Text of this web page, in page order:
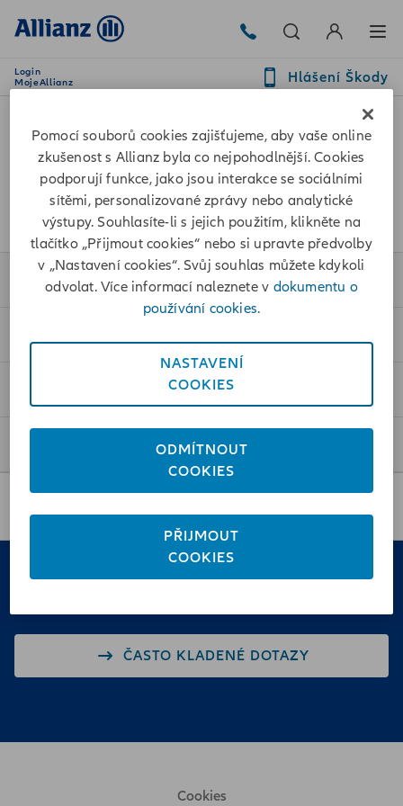
Login
MojeAllianz
Hlášení Škody
Sledujte nás také na:
Pojištění
ČASTO KLADENÉ DOTAZY
Cookies
Pomocí souborů cookies zajišťujeme, aby vaše online
zkušenost s Allianz byla co nejpohodlnější. Cookies
podporují funkce, jako jsou interakce se sociálními
sítěmi, personalizované zprávy nebo analytické
výstupy. Souhlasíte-li s jejich použitím, klikněte na
tlačítko „Přijmout cookies“ nebo si upravte předvolby
v „Nastavení cookies“. Svůj souhlas můžete kdykoli
odvolat. Více informací naleznete v dokumentu o
používání cookies.
NASTAVENÍ
COOKIES
ODMÍTNOUT
COOKIES
PŘIJMOUT
COOKIES